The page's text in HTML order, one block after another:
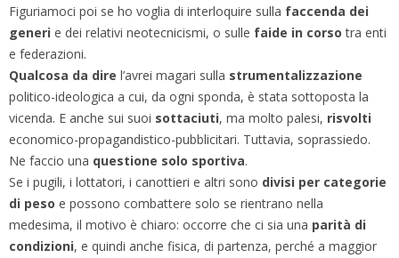
Figuriamoci poi se ho voglia di interloquire sulla faccenda dei
generi e dei relativi neotecnicismi, o sulle faide in corso tra enti
e federazioni.
Qualcosa da dire l’avrei magari sulla strumentalizzazione
politico-ideologica a cui, da ogni sponda, è stata sottoposta la
vicenda. E anche sui suoi sottaciuti, ma molto palesi, risvolti
economico-propagandistico-pubblicitari. Tuttavia, soprassiedo.
Ne faccio una questione solo sportiva.
Se i pugili, i lottatori, i canottieri e altri sono divisi per categorie
di peso e possono combattere solo se rientrano nella
medesima, il motivo è chiaro: occorre che ci sia una parità di
condizioni, e quindi anche fisica, di partenza, perché a maggior